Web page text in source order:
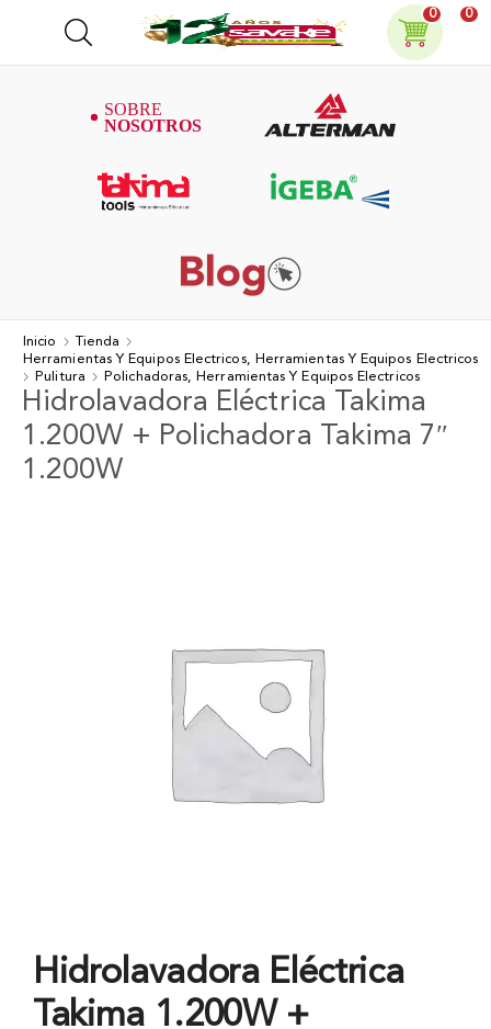
0 0
Inicio
Tienda
Herramientas Y Equipos Electricos, Herramientas Y Equipos Electricos
Pulitura
Polichadoras, Herramientas Y Equipos Electricos
Hidrolavadora Eléctrica Takima
1.200W + Polichadora Takima 7″
1.200W
Hidrolavadora Eléctrica
Takima 1.200W +